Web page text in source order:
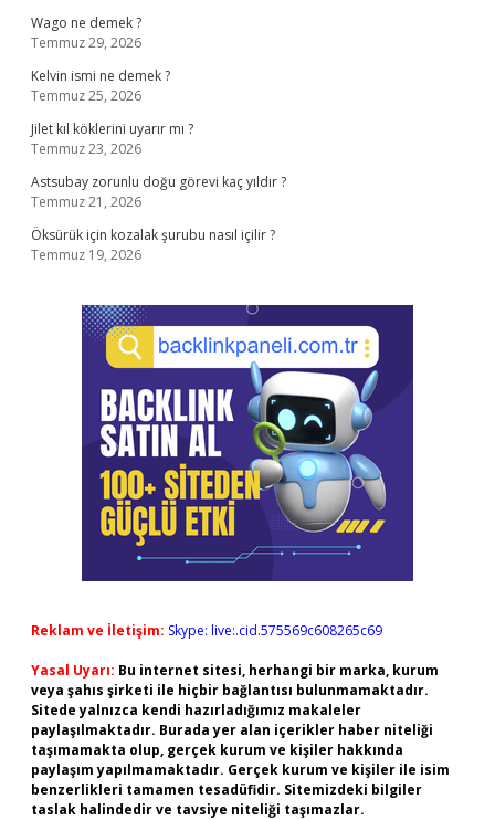
Wago ne demek ?
Temmuz 29, 2026
Kelvin ismi ne demek ?
Temmuz 25, 2026
Jilet kıl köklerini uyarır mı ?
Temmuz 23, 2026
Astsubay zorunlu doğu görevi kaç yıldır ?
Temmuz 21, 2026
Öksürük için kozalak şurubu nasıl içilir ?
Temmuz 19, 2026
Reklam ve İletişim: Skype: live:.cid.575569c608265c69
Yasal Uyarı: Bu internet sitesi, herhangi bir marka, kurum
veya şahıs şirketi ile hiçbir bağlantısı bulunmamaktadır.
Sitede yalnızca kendi hazırladığımız makaleler
paylaşılmaktadır. Burada yer alan içerikler haber niteliği
taşımamakta olup, gerçek kurum ve kişiler hakkında
paylaşım yapılmamaktadır. Gerçek kurum ve kişiler ile isim
benzerlikleri tamamen tesadüfidir. Sitemizdeki bilgiler
taslak halindedir ve tavsiye niteliği taşımazlar.